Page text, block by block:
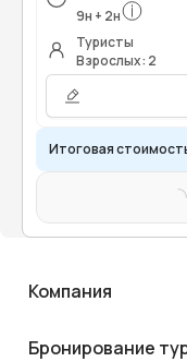
9н + 2н
Туристы
Взрослых: 2
Итоговая
Компания
Бронирование